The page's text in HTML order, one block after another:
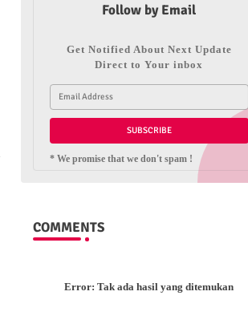
Follow by Email
Get Notified About Next Update
Direct to Your inbox
* We promise that we don't spam !
COMMENTS
Error: Tak ada hasil yang ditemukan